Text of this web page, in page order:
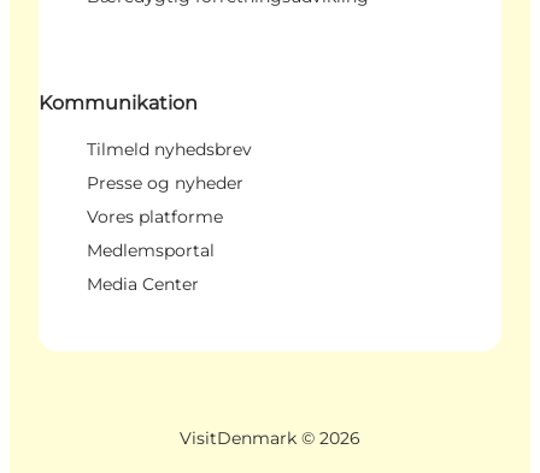
Kommunikation
Tilmeld nyhedsbrev
Presse og nyheder
Vores platforme
Medlemsportal
Media Center
VisitDenmark © 2026